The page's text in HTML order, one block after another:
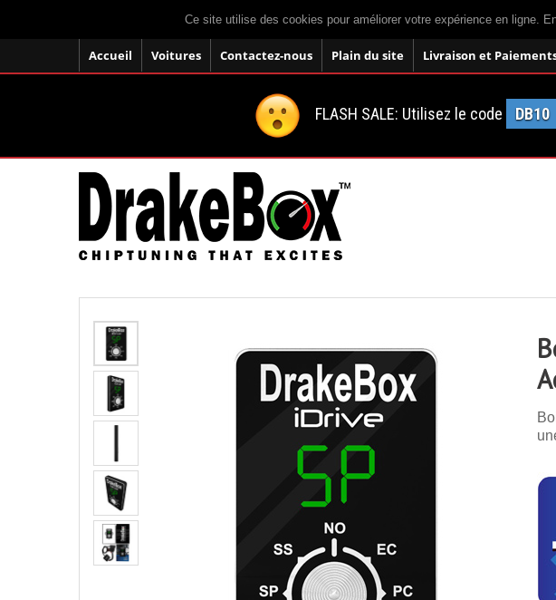
Ce site utilise des cookies pour améliorer votre expérience en ligne.
Accueil Voitures Contactez-nous Plain du site Livraison et
FLASH SALE: Utilisez le code DB10